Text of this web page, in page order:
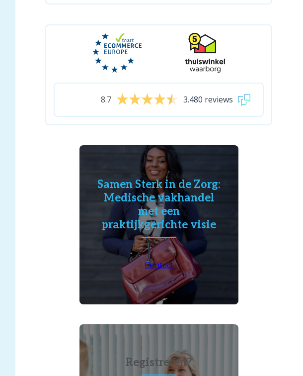
8.7 3.480 reviews
Samen Sterk in de Zorg:
Medische vakhandel
met een
praktijkgerichte visie
Contact
Registreren?